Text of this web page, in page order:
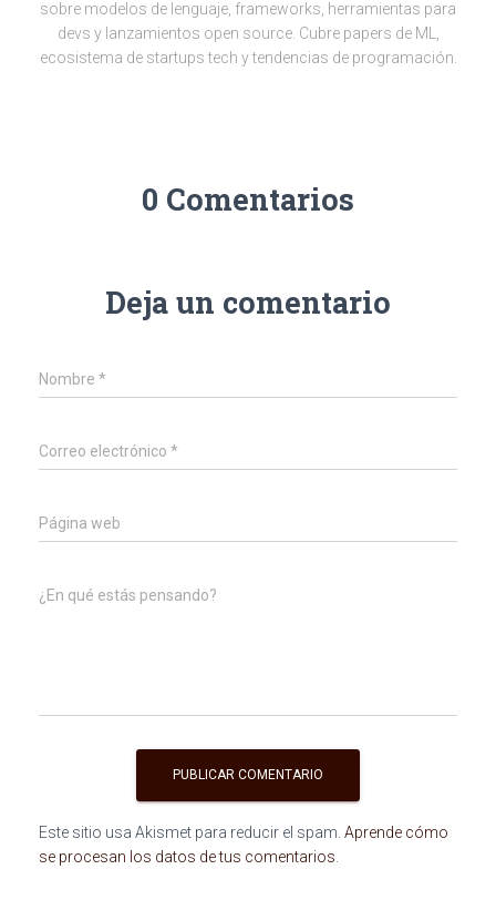
sobre modelos de lenguaje, frameworks, herramientas para
devs y lanzamientos open source. Cubre papers de ML,
ecosistema de startups tech y tendencias de programación.
0 Comentarios
Deja un comentario
Nombre *
Correo electrónico *
Página web
¿En qué estás pensando?
Este sitio usa Akismet para reducir el spam. Aprende cómo
se procesan los datos de tus comentarios